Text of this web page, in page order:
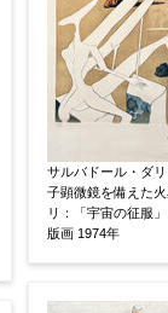
電話で相談した
サルバドール・ダ
子顕微鏡を備えた
リ：「宇宙の征服
版画 1974年